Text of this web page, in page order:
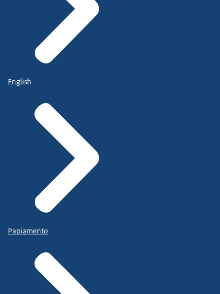
English
Papiamento